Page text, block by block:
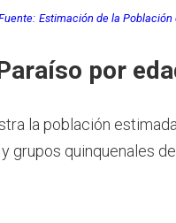
Estimación de la Población
por
la población
grupos quinquenales de